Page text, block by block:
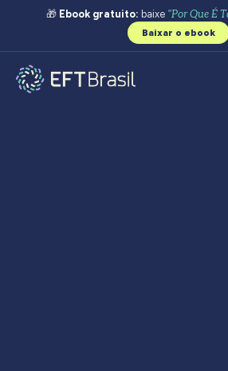
🎁 Ebook gratuito: baixe "Por Que É
Baixar o ebook